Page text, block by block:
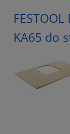
KA65 do